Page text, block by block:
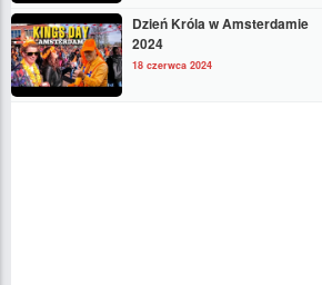
Dzień Króla w Amsterdamie
2024
18 czerwca 2024